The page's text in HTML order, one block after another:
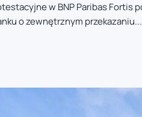
w BNP Paribas
o zewnętrznym przekazaniu...